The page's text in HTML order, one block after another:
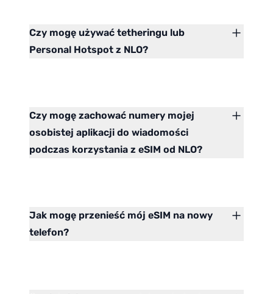
Czy mogę używać tetheringu lub
Personal Hotspot z NLO?
Czy mogę zachować numery mojej
osobistej aplikacji do wiadomości
podczas korzystania z eSIM od NLO?
Jak mogę przenieść mój eSIM na nowy
telefon?